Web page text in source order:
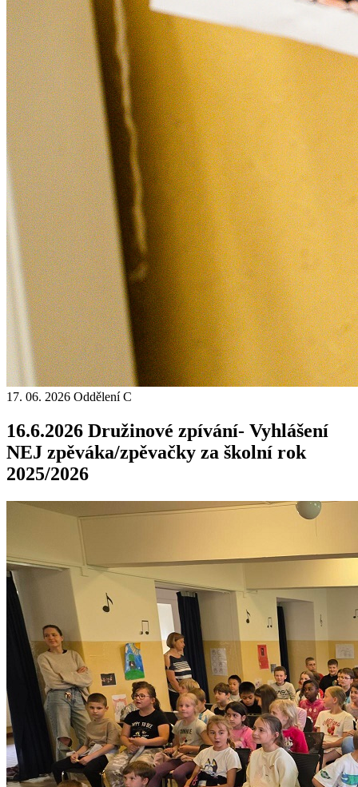
17. 06. 2026 Oddělení C
16.6.2026 Družinové zpívání- Vyhlášení
NEJ zpěváka/zpěvačky za školní rok
2025/2026